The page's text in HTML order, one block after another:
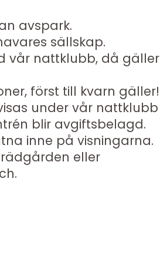
avspark.
sällskap.
vår nattklubb, då gäller
först till kvarn gäller!
under vår nattklubb
blir avgiftsbelagd.
inne på visningarna.
eller